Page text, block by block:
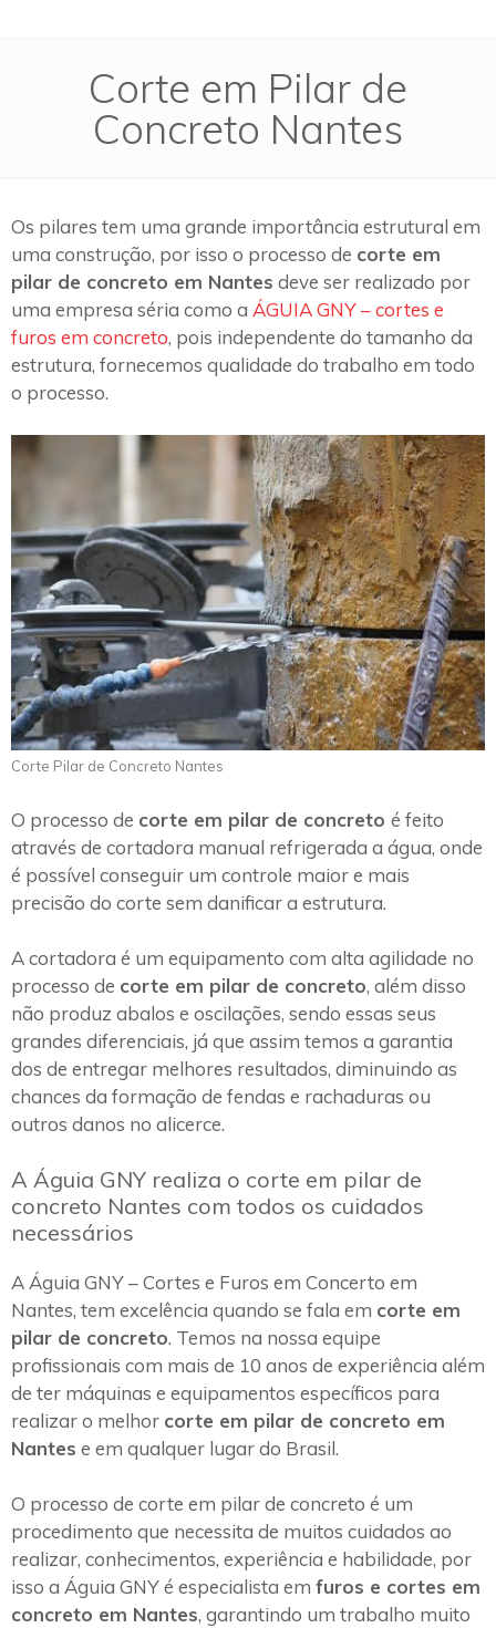
Corte em Pilar de
Concreto Nantes
Os pilares tem uma grande importância estrutural em
uma construção, por isso o processo de corte em
pilar de concreto em Nantes deve ser realizado por
uma empresa séria como a ÁGUIA GNY – cortes e
furos em concreto, pois independente do tamanho da
estrutura, fornecemos qualidade do trabalho em todo
o processo.
Corte Pilar de Concreto Nantes
O processo de corte em pilar de concreto é feito
através de cortadora manual refrigerada a água, onde
é possível conseguir um controle maior e mais
precisão do corte sem danificar a estrutura.
A cortadora é um equipamento com alta agilidade no
processo de corte em pilar de concreto, além disso
não produz abalos e oscilações, sendo essas seus
grandes diferenciais, já que assim temos a garantia
dos de entregar melhores resultados, diminuindo as
chances da formação de fendas e rachaduras ou
outros danos no alicerce.
A Águia GNY realiza o corte em pilar de
concreto Nantes com todos os cuidados
necessários
A Águia GNY – Cortes e Furos em Concerto em
Nantes, tem excelência quando se fala em corte em
pilar de concreto. Temos na nossa equipe
profissionais com mais de 10 anos de experiência além
de ter máquinas e equipamentos específicos para
realizar o melhor corte em pilar de concreto em
Nantes e em qualquer lugar do Brasil.
O processo de corte em pilar de concreto é um
procedimento que necessita de muitos cuidados ao
realizar, conhecimentos, experiência e habilidade, por
isso a Águia GNY é especialista em furos e cortes em
concreto em Nantes, garantindo um trabalho muito